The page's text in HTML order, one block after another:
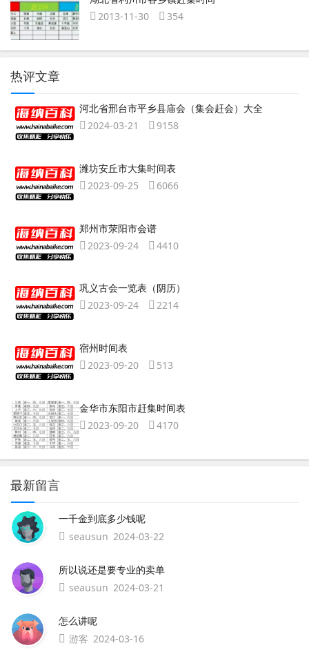
2013-11-30
354
热评文章
河北省邢台市平乡县庙会（集会赶会）大全
2024-03-21
9158
潍坊安丘市大集时间表
2023-09-25
6066
郑州市荥阳市会谱
2023-09-24
4410
巩义古会一览表（阴历）
2023-09-24
2214
宿州时间表
2023-09-20
513
金华市东阳市赶集时间表
2023-09-20
4170
最新留言
一千金到底多少钱呢
seausun 2024-03-22
所以说还是要专业的卖单
seausun 2024-03-21
怎么讲呢
游客 2024-03-16